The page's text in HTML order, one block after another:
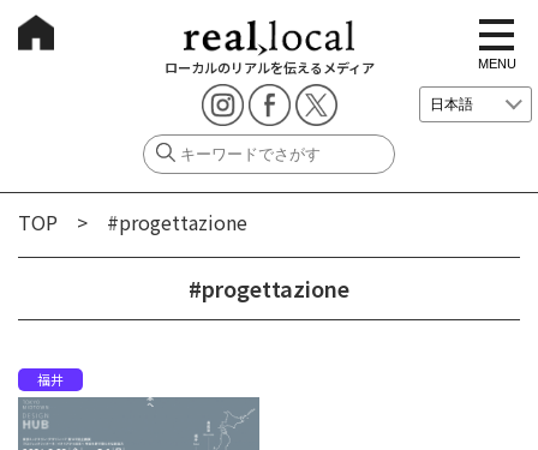
ローカルのリアルを伝えるメディア
t
o
g
g
e
i
i
MENU
TOP > #progettazione
#progettazione
福井